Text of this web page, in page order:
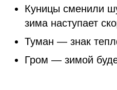
Куницы сменили
зима наступает
Туман — знак
Гром — зимой